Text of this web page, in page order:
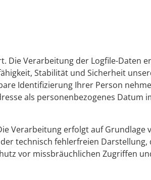
Die Verarbeitung der Logfile-Daten
Stabilität und Sicherheit
Identifizierung Ihrer Person
als personenbezogenes Datum
Verarbeitung erfolgt auf Grundlage
technisch fehlerfreien Darstellung,
vor missbräuchlichen Zugriffen